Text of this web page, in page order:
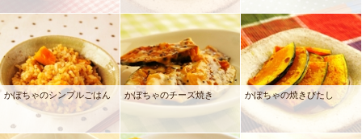
かぼちゃのシンプルごはん かぼちゃのチーズ焼き かぼちゃの焼きびたし